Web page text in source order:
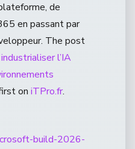
de
en passant par
The post
l’IA
on iTPro.fr.
build-2026-